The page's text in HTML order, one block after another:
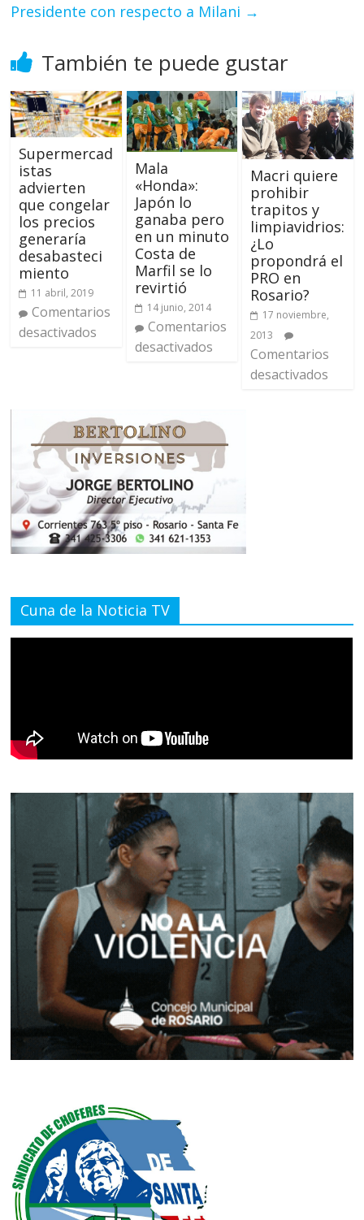
Presidente con respecto a Milani →
También te puede gustar
Supermercad
istas
advierten
que congelar
los precios
generaría
desabasteci
miento
11 abril, 2019
Comentarios
desactivados
Mala
«Honda»:
Japón lo
ganaba pero
en un minuto
Costa de
Marfil se lo
revirtió
14 junio, 2014
Comentarios
desactivados
Macri quiere
prohibir
trapitos y
limpiavidrios:
¿Lo
propondrá el
PRO en
Rosario?
17 noviembre,
2013
Comentarios
desactivados
Cuna de la Noticia TV